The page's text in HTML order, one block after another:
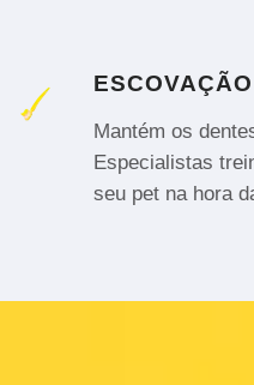
Mantém os
Especialistas
seu pet na hora